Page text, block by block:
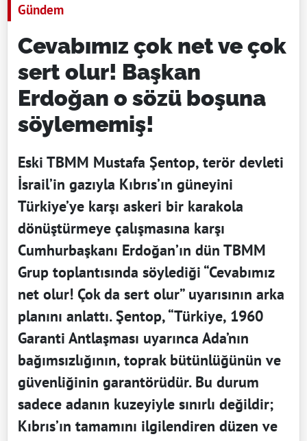
Gündem
Cevabımız çok net ve çok
sert olur! Başkan
Erdoğan o sözü boşuna
söylememiş!
Eski TBMM Mustafa Şentop, terör devleti
İsrail’in gazıyla Kıbrıs’ın güneyini
Türkiye’ye karşı askeri bir karakola
dönüştürmeye çalışmasına karşı
Cumhurbaşkanı Erdoğan’ın dün TBMM
Grup toplantısında söylediği “Cevabımız
net olur! Çok da sert olur” uyarısının arka
planını anlattı. Şentop, “Türkiye, 1960
Garanti Antlaşması uyarınca Ada’nın
bağımsızlığının, toprak bütünlüğünün ve
güvenliğinin garantörüdür. Bu durum
sadece adanın kuzeyiyle sınırlı değildir;
Kıbrıs’ın tamamını ilgilendiren düzen ve